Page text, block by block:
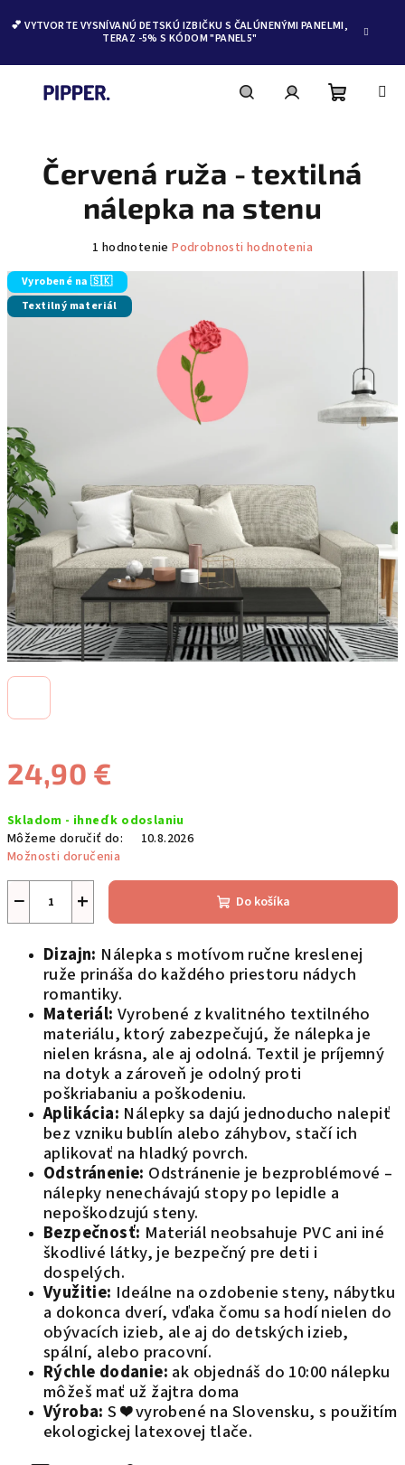
💕 VYTVORTE VYSNÍVANÚ DETSKÚ IZBIČKU S ČALÚNENÝMI PANELMI,
TERAZ -5% S KÓDOM "PANEL5"
košík
24,90 €
cena:
Skladom - ihneď k odoslaniu
Môžeme doručiť do:
10.8.2026
Možnosti doručenia
+
− Do košíka
Dizajn: Nálepka s motívom ručne kreslenej
ruže prináša do každého priestoru nádych
romantiky.
Materiál: Vyrobené z kvalitného textilného
materiálu, ktorý zabezpečujú, že nálepka je
nielen krásna, ale aj odolná. Textil je príjemný
na dotyk a zároveň je odolný proti
poškriabaniu a poškodeniu.
Aplikácia: Nálepky sa dajú jednoducho nalepiť
bez vzniku bublín alebo záhybov, stačí ich
aplikovať na hladký povrch.
Odstránenie: Odstránenie je bezproblémové –
nálepky nenechávajú stopy po lepidle a
nepoškodzujú steny.
Bezpečnosť: Materiál neobsahuje PVC ani iné
škodlivé látky, je bezpečný pre deti i
dospelých.
Využitie: Ideálne na ozdobenie steny, nábytku
a dokonca dverí, vďaka čomu sa hodí nielen do
obývacích izieb, ale aj do detských izieb,
spální, alebo pracovní.
Rýchle dodanie: ak objednáš do 10:00 nálepku
môžeš mať už žajtra doma
Výroba: S ❤️ vyrobené na Slovensku, s použitím
ekologickej latexovej tlače.
Červená ruža - textilná
nálepka na stenu
produktu
je
5,0
1 hodnotenie Podrobnosti hodnotenia
Vyrobené na 🇸🇰
Textilný materiál